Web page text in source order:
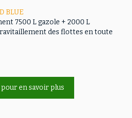
BLUE
7500 L gazole + 2000 L
des flottes en toute
en savoir plus